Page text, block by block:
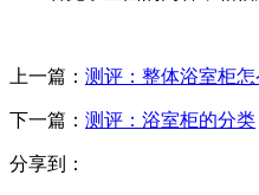
上一篇： 测评：整体浴室柜
下一篇： 测评：浴室柜的分类
分享到：